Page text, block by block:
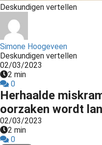
Deskundigen vertellen
Simone Hoogeveen
Deskundigen vertellen
02/03/2023
2 min
0
Herhaalde
oorzaken wordt
02/03/2023
2 min
0
worden
om
te
over
van
op